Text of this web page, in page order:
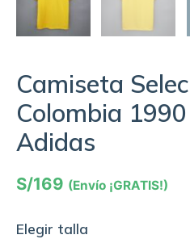
Camiseta
Colombia
Adidas
S/169 (Envío ¡GRATIS!)
Elegir talla